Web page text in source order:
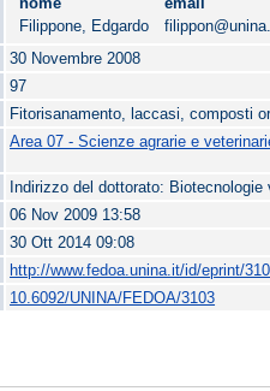
Filippone, Edgardo
30 Novembre 2008
97
Fitorisanamento, laccasi, composti
Area 07 - Scienze agrarie e
Indirizzo del dottorato: Biotecnologie
06 Nov 2009 13:58
30 Ott 2014 09:08
http://www.fedoa.unina.it/id/eprint/
10.6092/UNINA/FEDOA/3103